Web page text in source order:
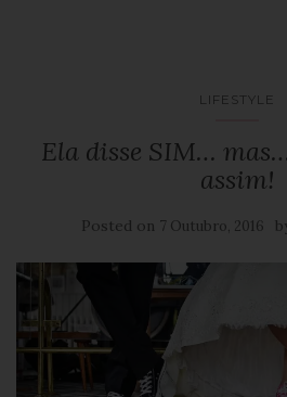
LIFESTYLE
Ela disse SIM…
assim!
Posted on 7 Outubro, 2016